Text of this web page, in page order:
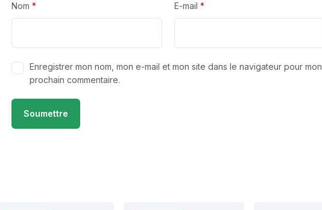
Nom* E-mail*
Enregistrer mon nom, mon e-mail et mon site dans le navigateur pour mon
prochain commentaire.